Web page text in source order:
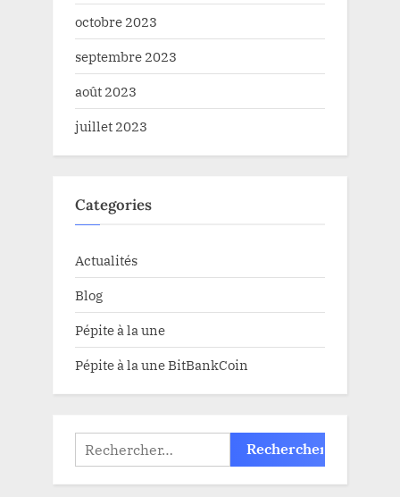
octobre 2023
septembre 2023
août 2023
juillet 2023
Categories
Actualités
Blog
Pépite à la une
Pépite à la une BitBankCoin
Rechercher :